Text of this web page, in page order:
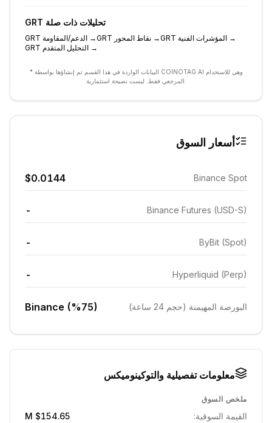
GRT تحليلات ذات صلة
GRT الدعم/المقاومة →GRT نقاط المحور →GRT المؤشرات الفنية →
GRT التحليل المتقدم →
* البيانات الواردة في هذا القسم تم إنشاؤها بواسطة COINOTAG AI وهي للاستخدام
أسعار السوق
Binance Spot
$0.0144
Binance Futures (USD-S)
-
ByBit (Spot)
-
Hyperliquid (Perp)
-
البورصة المهيمنة (حجم 24 ساعة) Binance (%75)
معلومات تفصيلية والتوكينوميكس
ملخص السوق
القيمة السوقية:
$154.65 M